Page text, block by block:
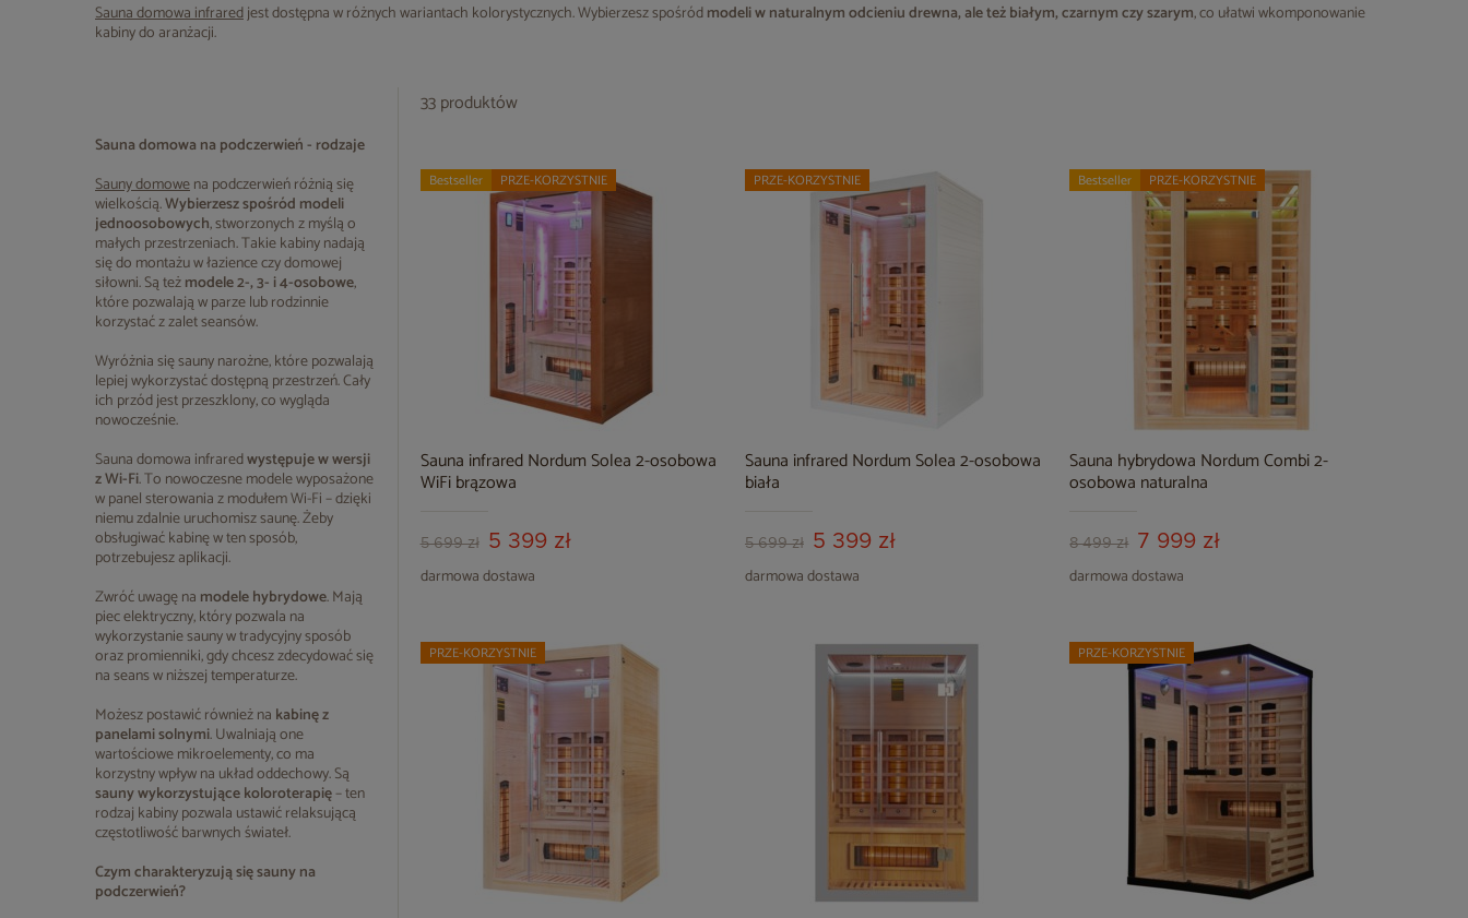
Sauna domowa infraredjest dostępna w różnych wariantach kolorystycznych. Wybierzesz spośródmodeli w naturalnym odcieniu drewna, ale też białym, czarnym czy szarym, co ułatwi wkomponowanie
kabiny do aranżacji.
Sauna domowa na podczerwień - rodzaje
Sauny domowena podczerwień różnią się
wielkością.Wybierzesz spośród modeli
jednoosobowych, stworzonych z myślą o
małych przestrzeniach. Takie kabiny nadają
się do montażu w łazience czy domowej
siłowni. Są teżmodele 2-, 3- i 4-osobowe,
które pozwalają w parze lub rodzinnie
korzystać z zalet seansów.
Wyróżnia się sauny narożne, które pozwalają
lepiej wykorzystać dostępną przestrzeń. Cały
ich przód jest przeszklony, co wygląda
nowocześnie.
Sauna domowa infraredwystępuje w wersji
z Wi-Fi. To nowoczesne modele wyposażone
w panel sterowania z modułem Wi-Fi – dzięki
niemu zdalnie uruchomisz saunę. Żeby
obsługiwać kabinę w ten sposób,
potrzebujesz aplikacji.
Zwróć uwagę na modele hybrydowe. Mają
piec elektryczny, który pozwala na
wykorzystanie sauny w tradycyjny sposób
oraz promienniki, gdy chcesz zdecydować się
na seans w niższej temperaturze.
Możesz postawić również na kabinę z
panelami solnymi. Uwalniają one
wartościowe mikroelementy, co ma
korzystny wpływ na układ oddechowy. Są
sauny wykorzystujące koloroterapię– ten
rodzaj kabiny pozwala ustawić relaksującą
częstotliwość barwnych świateł.
Czym charakteryzują się sauny na
podczerwień?
33 produktów
Sauna infrared Nordum Solea 2-osobowa
WiFi brązowa
5 699 zł 5 399 zł
darmowa dostawa
Bestseller PRZE-KORZYSTNIE
Sauna infrared Nordum Solea 2-osobowa
biała
5 699 zł 5 399 zł
darmowa dostawa
PRZE-KORZYSTNIE
Sauna hybrydowa Nordum Combi 2-
osobowa naturalna
8 499 zł 7 999 zł
darmowa dostawa
Bestseller PRZE-KORZYSTNIE
PRZE-KORZYSTNIE PRZE-KORZYSTNIE